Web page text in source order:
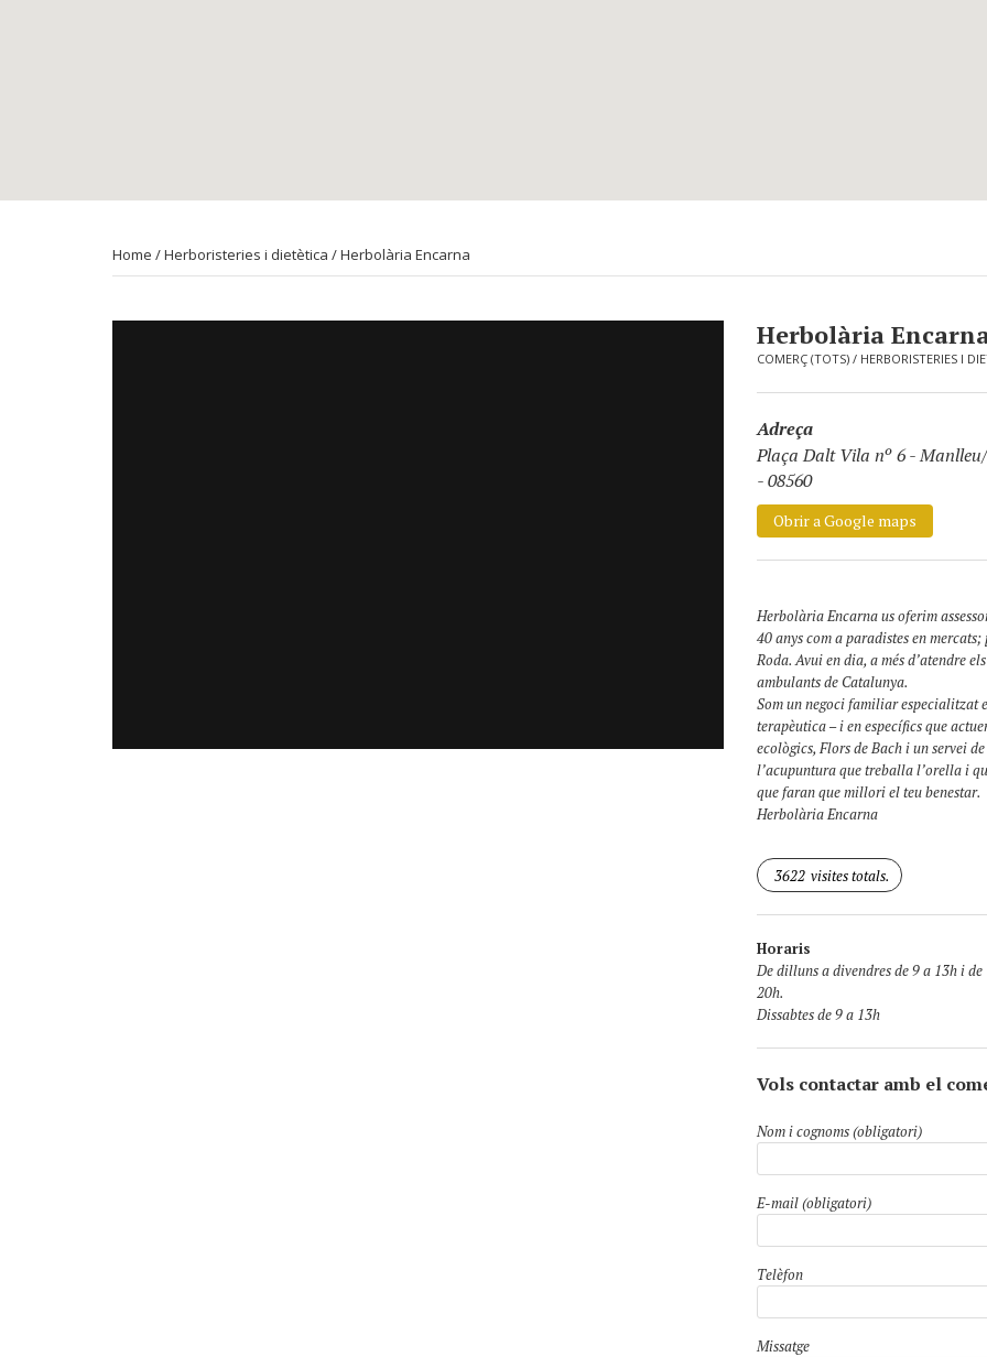
Home /Herboristeries i dietètica / Herbolària Encarna
Herbolària
COMERÇ (TOTS) / HERBORISTERIES I
Adreça
Plaça Dalt Vila nº 6-
- 08560
Obrir a Google maps
Herbolària Encarna us oferim
40 anys com a paradistes en
Roda. Avui en dia, a més d’atendre
ambulants de Catalunya.
Som un negoci familiar especialitzat
terapèutica – i en específics que
ecològics, Flors de Bach i un servei
l’acupuntura que treballa l’orella i
que faran que millori el teu benestar.
Herbolària Encarna
3622 visites totals.
Horaris
De dilluns a divendres de 9 a 13h i
20h.
Dissabtes de 9 a 13h
Vols contactar amb el
Nom i cognoms (obligatori)
E-mail (obligatori)
Telèfon
Missatge